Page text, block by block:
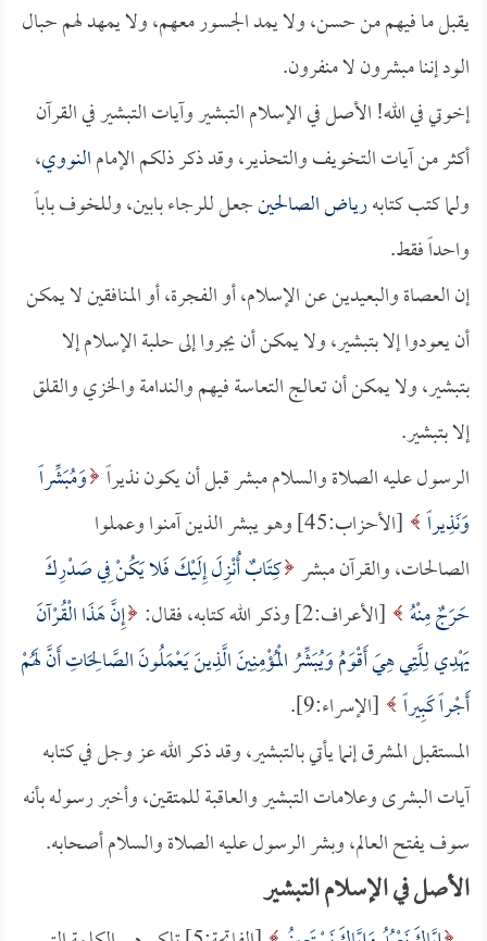
يقبل ما فيهم من حسن، ولا يمد الجسور معهم، ولا يمهد لهم حبال
الود إننا مبشرون لا منفرون.
إخوتي في الله! الأصل في الإسلام التبشير وآيات التبشير في القرآن
أكثر من آيات التخويف والتحذير، وقد ذكر ذلكم الإمامالنووي،
ولما كتب كتابهرياض الصالحينجعل للرجاء بابين، وللخوف باباً
واحداً فقط.
إن العصاة والبعيدين عن الإسلام، أو الفجرة، أو المنافقين لا يمكن
أن يعودوا إلا بتبشير، ولا يمكن أن يجروا إلى حلبة الإسلام إلا
بتبشير، ولا يمكن أن تعالج التعاسة فيهم والندامة والخزي والقلق
إلا بتبشير.
الرسول عليه الصلاة والسلام مبشر قبل أن يكون نذيراً وَمُبَشِّراً
وَنَذِيراً
[الأحزاب:45] وهو يبشر الذين آمنوا وعملوا
الصالحات، والقرآن مبشر كِتَابٌ أُنْزِلَ إِلَيْكَ فَلا يَكُنْ فِي صَدْرِكَ
حَرَجٌ مِنْهُ [الأعراف:2] وذكر الله كتابه، فقال:
إِنَّ هَذَا الْقُرْآنَ
يَهْدِي لِلَّتِي هِيَ أَقْوَمُ وَيُبَشِّرُ الْمُؤْمِنِينَ الَّذِينَ يَعْمَلُونَ الصَّالِحَاتِ أَنَّ لَهُمْ
أَجْراً كَبِيراً [الإسراء:9].
المستقبل المشرق إنما يأتي بالتبشير، وقد ذكر الله عز وجل في كتابه
آيات البشرى وعلامات التبشير والعاقبة للمتقين، وأخبر رسوله بأنه
سوف يفتح العالم، وبشر الرسول عليه الصلاة والسلام أصحابه.
الأصل في الإسلام التبشير